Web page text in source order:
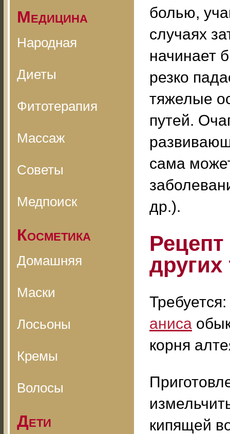
Медицина
Народная
Диеты
Фитотерапия
Массаж
Советы
Медпоиск
Косметика
Домашняя
Маски
Лосьоны
Кремы
Волосы
Дети
болью,
случаях
начинает
резко
тяжелые
путей.
сама
др.).
аниса
корня
кипящей